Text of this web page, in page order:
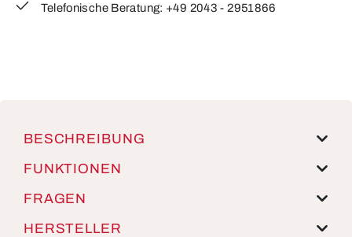
Telefonische Beratung: +49 2043 - 2951866
BESCHREIBUNG
FUNKTIONEN
FRAGEN
HERSTELLER